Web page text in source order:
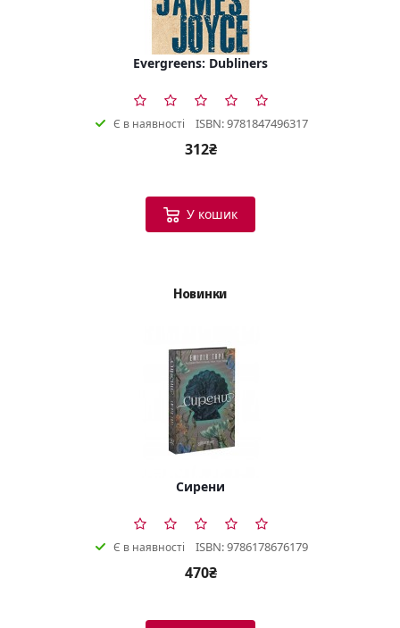
Evergreens: Dubliners
Є в наявності ISBN: 9781847496317
312₴
У кошик
Новинки
Сирени
Є в наявності ISBN: 9786178676179
470₴